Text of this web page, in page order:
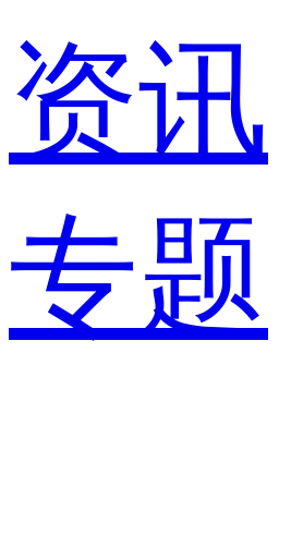
资讯
专题